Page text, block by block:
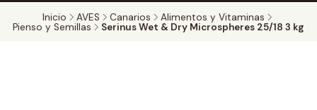
Inicio AVES Canarios
Alimentos y Vitaminas
Pienso y Semillas
Serinus Wet & Dry Microspheres 25/18 3 kg